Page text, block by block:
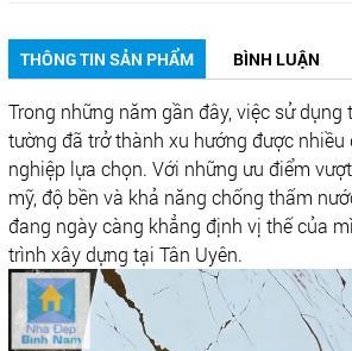
THÔNG TIN SẢN PHẨM BÌNH LUẬN
Trong những năm gần đây, việc sử dụng
tường đã trở thành xu hướng được nhiều
nghiệp lựa chọn. Với những ưu điểm
mỹ, độ bền và khả năng chống thấm
đang ngày càng khẳng định vị thế của
trình xây dựng tại Tân Uyên.